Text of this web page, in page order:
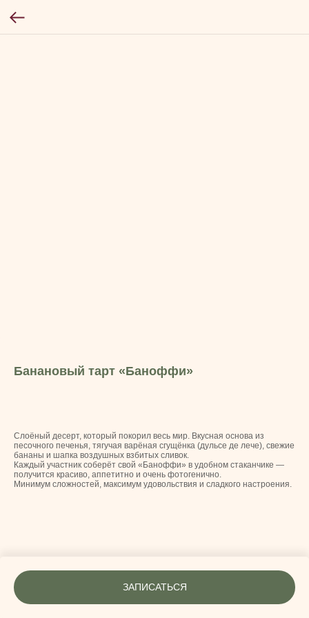
Банановый тарт «Баноффи»
ЗАПИСАТЬСЯ
Слоёный десерт, который покорил весь мир. Вкусная основа из
песочного печенья, тягучая варёная сгущёнка (дульсе де лече), свежие
бананы и шапка воздушных взбитых сливок.
Каждый участник соберёт свой «Баноффи» в удобном стаканчике —
получится красиво, аппетитно и очень фотогенично.
Минимум сложностей, максимум удовольствия и сладкого настроения.